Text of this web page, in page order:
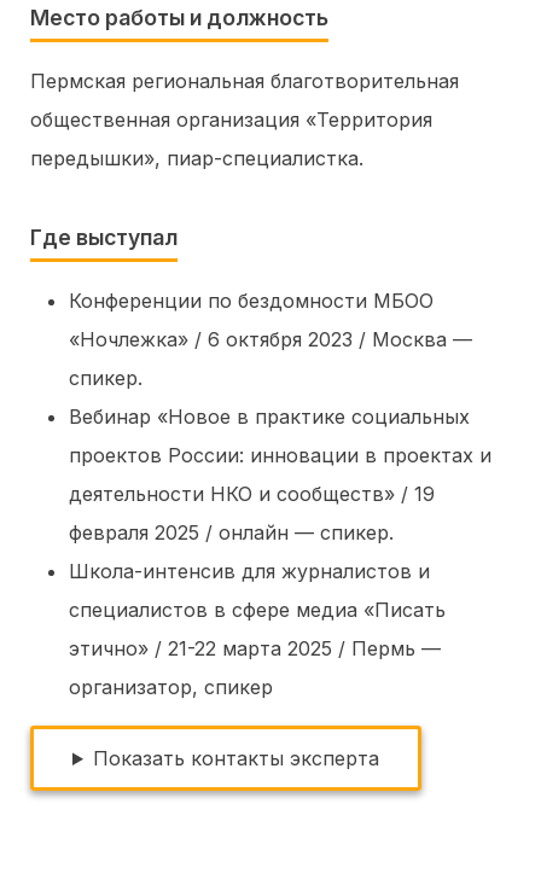
Место работы и должность
Пермская региональная благотворительная
общественная организация «Территория
передышки», пиар-специалистка.
Где выступал
Конференции по бездомности МБОО
«Ночлежка» / 6 октября 2023 / Москва —
спикер.
Вебинар «Новое в практике социальных
проектов России: инновации в проектах и
деятельности НКО и сообществ» / 19
февраля 2025 / онлайн — спикер.
Школа-интенсив для журналистов и
специалистов в сфере медиа «Писать
этично» / 21-22 марта 2025 / Пермь —
организатор, спикер
Показать контакты эксперта